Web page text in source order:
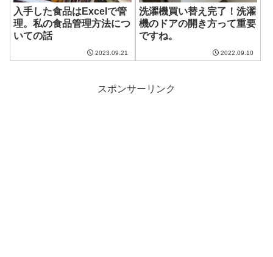
入手した食品はExcelで管
理。私の食品管理方法につ
いての話
2023.09.21
洗濯機買い替え完了！洗濯
機のドアの開き方って重要
ですね。
2022.09.10
スポンサーリンク